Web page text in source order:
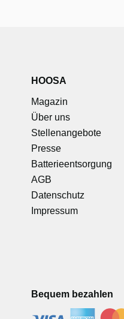
HOOSA
Magazin
Über uns
Stellenangebote
Presse
Batterieentsorgung
AGB
Datenschutz
Impressum
Bequem bezahlen
- - -